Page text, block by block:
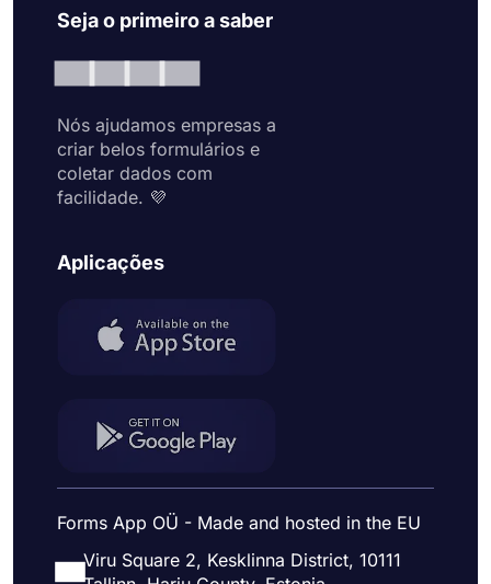
Seja o primeiro a saber
Nós ajudamos empresas a
criar belos formulários e
coletar dados com
facilidade. 💜
Aplicações
Forms App OÜ - Made and hosted in the EU
Viru Square 2, Kesklinna District, 10111